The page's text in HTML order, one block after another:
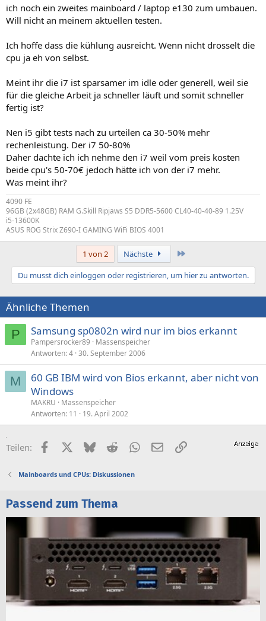
ich noch ein zweites mainboard / laptop e130 zum umbauen.
Will nicht an meinem aktuellen testen.
Ich hoffe dass die kühlung ausreicht. Wenn nicht drosselt die
cpu ja eh von selbst.
Meint ihr die i7 ist sparsamer im idle oder generell, weil sie
für die gleiche Arbeit ja schneller läuft und somit schneller
fertig ist?
Nen i5 gibt tests nach zu urteilen ca 30-50% mehr
rechenleistung. Der i7 50-80%
Daher dachte ich ich nehme den i7 weil vom preis kosten
beide cpu's 50-70€ jedoch hätte ich von der i7 mehr.
Was meint ihr?
4090 FE
96GB (2x48GB) RAM G.Skill Ripjaws S5 DDR5-5600 CL40-40-40-89 1.25V
i5-13600K
ASUS ROG Strix Z690-I GAMING WiFi BIOS 4001
1 von 2 Nächste
Du musst dich einloggen oder registrieren, um hier zu antworten.
Ähnliche Themen
P Samsung sp0802n wird nur im bios erkannt
Pampersrocker89
Massenspeicher
Antworten 4 30. September 2006
M
60 GB IBM wird von Bios erkannt, aber nicht von
Windows
MAKRU
Massenspeicher
Antworten 11 19. April 2002
Teilen: FacebookX (Twitter)
BlueskyRedditWhatsApp
E-MailLink
Mainboards und CPUs: Diskussionen
Passend zum Thema